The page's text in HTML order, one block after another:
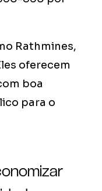
Rathmines,
oferecem
boa
para o